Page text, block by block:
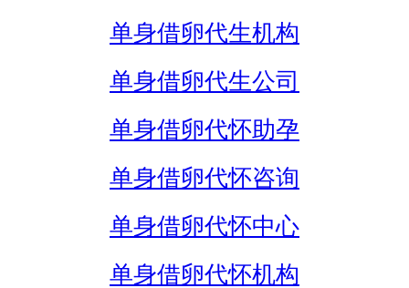
单身借卵代生机构
单身借卵代生公司
单身借卵代怀助孕
单身借卵代怀咨询
单身借卵代怀中心
单身借卵代怀机构